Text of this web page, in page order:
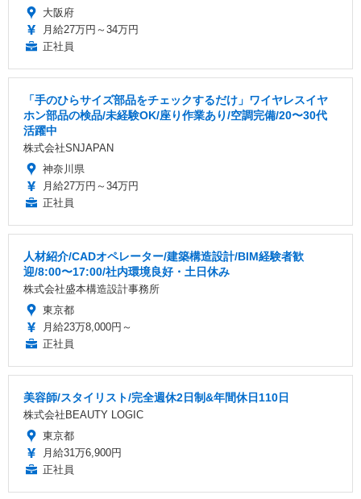
大阪府
月給27万円～34万円
正社員
「手のひらサイズ部品をチェックするだけ」ワイヤレスイヤ
ホン部品の検品/未経験OK/座り作業あり/空調完備/20〜30代
活躍中
株式会社SNJAPAN
神奈川県
月給27万円～34万円
正社員
人材紹介/CADオペレーター/建築構造設計/BIM経験者歓
迎/8:00〜17:00/社内環境良好・土日休み
株式会社盛本構造設計事務所
東京都
月給23万8,000円～
正社員
美容師/スタイリスト/完全週休2日制&年間休日110日
株式会社BEAUTY LOGIC
東京都
月給31万6,900円
正社員